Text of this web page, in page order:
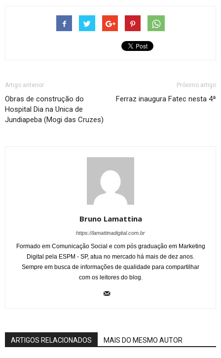
Artigo anterior
Obras de construção do
Hospital Dia na Unica de
Jundiapeba (Mogi das Cruzes)
Próximo artigo
Ferraz inaugura Fatec nesta 4ª
Bruno Lamattina
https://lamattinadigital.com.br
Formado em Comunicação Social e com pós graduação em Marketing
Digital pela ESPM - SP, atua no mercado há mais de dez anos.
Sempre em busca de informações de qualidade para compartilhar
com os leitores do blog.
ARTIGOS RELACIONADOS MAIS DO MESMO AUTOR